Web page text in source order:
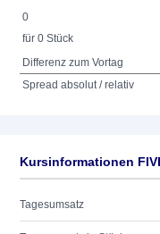
0
für 0 Stück
Differenz zum Vortag
Spread absolut / relativ
Kursinformationen
Tagesumsatz